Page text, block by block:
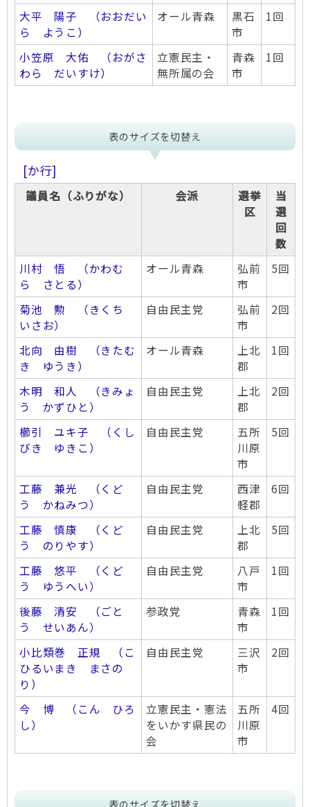
大平 陽子 （おおだい
ら ようこ）
オール青森
黒石
市
1回
小笠原 大佑 （おがさ
わら だいすけ）
立憲民主・
無所属の会
青森
市
1回
表のサイズを切替え
[か行]
議員名（ふりがな） 会派
選挙
区
当
選
回
数
川村 悟 （かわむ
ら さとる）
オール青森
弘前
市
5回
菊池 勲 （きくち
いさお）
自由民主党
弘前
市
2回
北向 由樹 （きたむ
き ゆうき）
オール青森
上北
郡
1回
木明 和人 （きみょ
う かずひと）
自由民主党
上北
郡
2回
櫛󠄁引 ユキ子 （くし
びき ゆきこ）
自由民主党
五所
川原
市
5回
工藤 兼光 （くど
う かねみつ）
自由民主党
西津
軽郡
6回
工藤 慎康 （くど
う のりやす）
自由民主党
上北
郡
5回
工藤 悠平 （くど
う ゆうへい）
自由民主党
八戸
市
1回
後藤 清安 （ごと
う せいあん）
参政党
青森
市
1回
小比類巻 正規 （こ
ひるいまき まさの
り）
自由民主党
三沢
市
2回
今 博 （こん ひろ
し）
立憲民主・憲法
をいかす県民の
会
五所
川原
市
4回
表のサイズを切替え